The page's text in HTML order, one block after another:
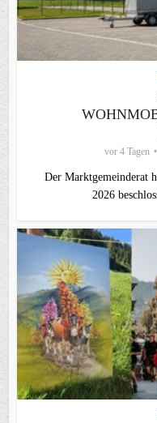
vor 4 Tagen
Der Marktgemeinderat
2026